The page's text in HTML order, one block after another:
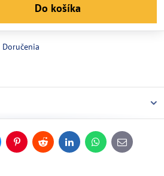
Do košíka
Doručenia
PinterestReddit LinkedInWhatsApp
E-
mail